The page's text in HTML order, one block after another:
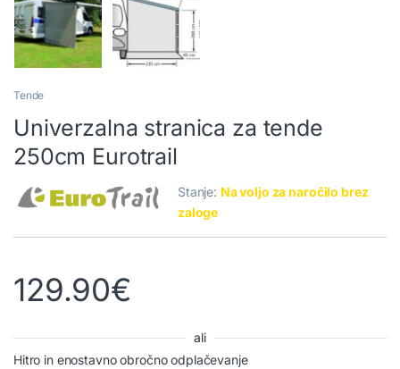
Tende
Univerzalna stranica za tende
250cm Eurotrail
Stanje: Na voljo za naročilo brez
zaloge
129.90€
ali
Hitro in enostavno obročno odplačevanje